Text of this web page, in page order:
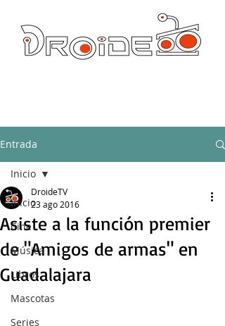
Entrada
Inicio
Cine
Música
Libros
Mascotas
Series
Inicio
Asiste a la función premier
de "Amigos de armas" en
Guadalajara
DroideTV
23 ago 2016